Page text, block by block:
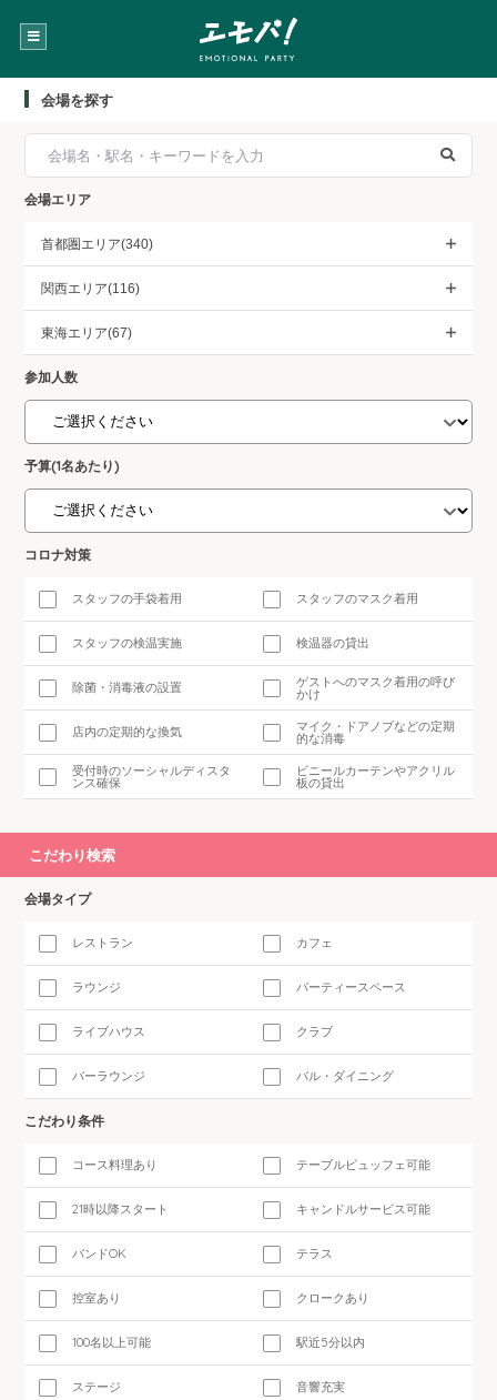
会場を探す
会場エリア
首都圏エリア(340)
関西エリア(116)
東海エリア(67)
参加人数
予算(1名あたり)
コロナ対策
スタッフの手袋着用 スタッフのマスク着用
スタッフの検温実施 検温器の貸出
除菌・消毒液の設置 ゲストへのマスク着用の呼び
かけ
店内の定期的な換気 マイク・ドアノブなどの定期
的な消毒
受付時のソーシャルディスタ
ンス確保
ビニールカーテンやアクリル
板の貸出
こだわり検索
会場タイプ
レストラン カフェ
ラウンジ パーティースペース
ライブハウス クラブ
バーラウンジ バル・ダイニング
こだわり条件
コース料理あり テーブルビュッフェ可能
21時以降スタート キャンドルサービス可能
バンドOK テラス
控室あり クロークあり
100名以上可能 駅近5分以内
ステージ 音響充実